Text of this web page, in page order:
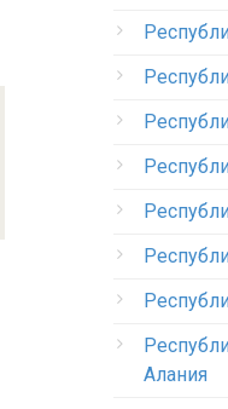
Алания